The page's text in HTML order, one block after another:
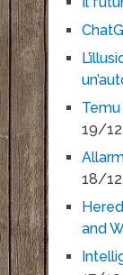
19/
18/
and